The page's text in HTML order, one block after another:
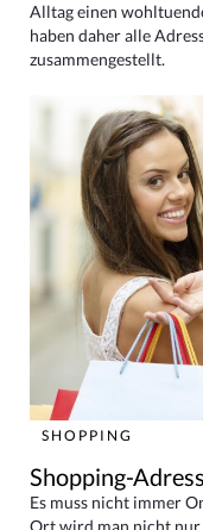
Alltag einen
haben daher alle
zusammengestellt.
SHOPPING
Shopping-
Es muss nicht immer